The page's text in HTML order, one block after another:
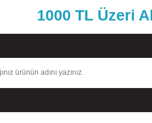
1000 TL Üzeri